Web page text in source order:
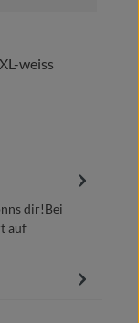
weiss
dir!Bei
auf